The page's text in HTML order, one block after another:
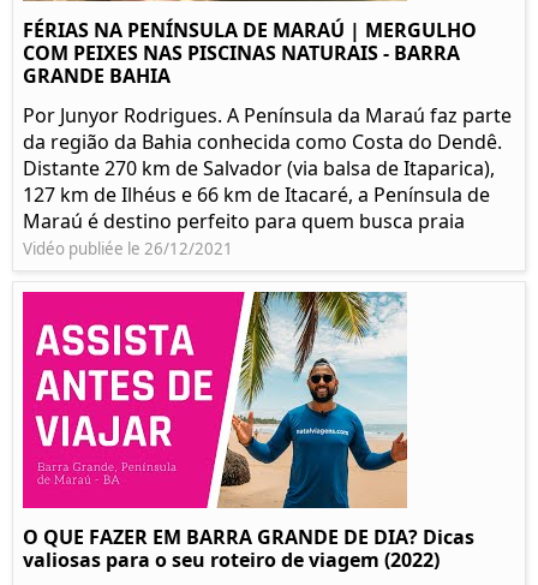
FÉRIAS NA PENÍNSULA DE MARAÚ | MERGULHO
COM PEIXES NAS PISCINAS NATURAIS - BARRA
GRANDE BAHIA
Por Junyor Rodrigues. A Península da Maraú faz parte
da região da Bahia conhecida como Costa do Dendê.
Distante 270 km de Salvador (via balsa de Itaparica),
127 km de Ilhéus e 66 km de Itacaré, a Península de
Maraú é destino perfeito para quem busca praia
Vidéo publiée le 26/12/2021
O QUE FAZER EM BARRA GRANDE DE DIA? Dicas
valiosas para o seu roteiro de viagem (2022)